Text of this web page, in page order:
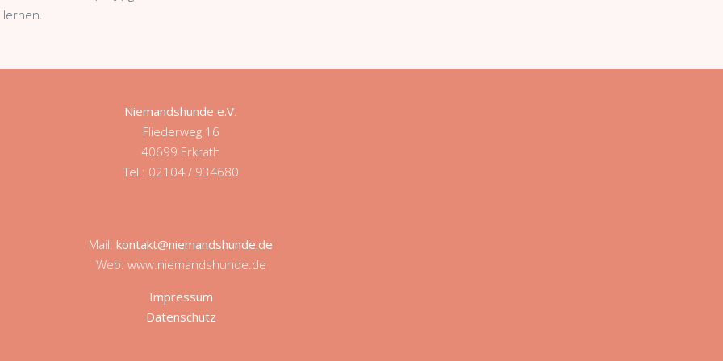
Niemandshunde e.V
Fliederweg 16
40699 Erkrath
Tel.: 02104 / 934680
Mail: kontakt@niemandshunde.de
Web: www.niemandshunde.de
Impressum
Datenschutz